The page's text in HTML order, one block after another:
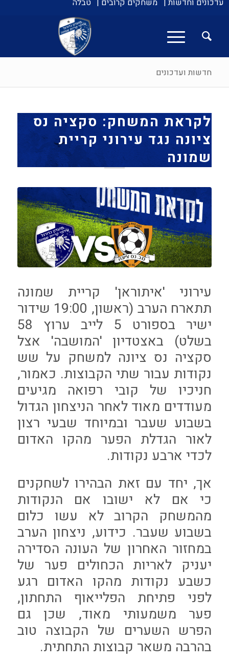
עדכונים וחדשות | משחקים קרובים | טבלה
חדשות ועדכונים
לקראת המשחק: סקציה נס
ציונה נגד עירוני קריית
שמונה
עירוני 'איתוראן' קריית שמונה
תתארח הערב (ראשון, 19:00 שידור
ישיר בספורט 5 לייב ערוץ 58
בשלט) באצטדיון 'המושבה' אצל
סקציה נס ציונה למשחק על שש
נקודות עבור שתי הקבוצות. כאמור,
חניכיו של קובי רפואה מגיעים
מעודדים מאוד לאחר הניצחון הגדול
בשבוע שעבר ובמיוחד שבעי רצון
לאור הגדלת הפער מהקו האדום
לכדי ארבע נקודות.
אך, יחד עם זאת הבהירו לשחקנים
כי אם לא ישובו אם הנקודות
מהמשחק הקרוב לא עשו כלום
בשבוע שעבר. כידוע, ניצחון הערב
במחזור האחרון של העונה הסדירה
יעניק לאריות הכחולים פער של
כשבע נקודות מהקו האדום רגע
לפני פתיחת הפלייאוף התחתון,
פער משמעותי מאוד, שכן גם
הפרש השערים של הקבוצה טוב
בהרבה משאר קבוצות התחתית.